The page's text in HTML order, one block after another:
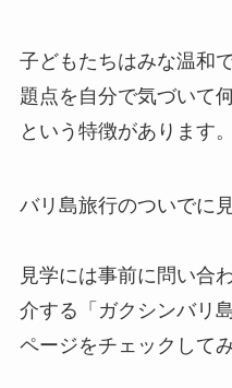
子どもたちはみな温和
題点を自分で気づいて
という特徴があります。
バリ島旅行のついでに
見学には事前に問い合
介する「ガクシンバリ
ページをチェックして